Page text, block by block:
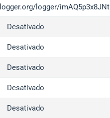
logger/imAQ5p3x8JNt
Desativado
Desativado
Desativado
Desativado
Desativado